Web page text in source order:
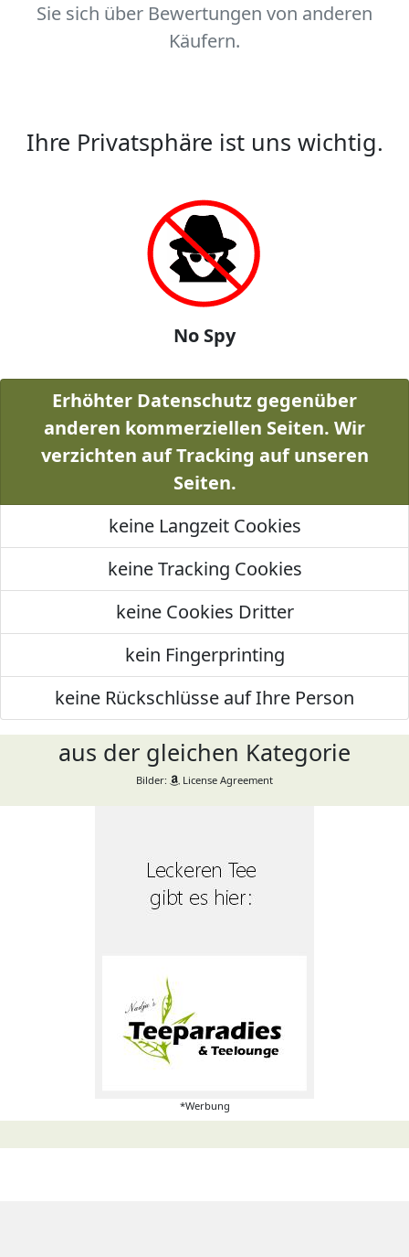
Sie sich über Bewertungen von anderen
Käufern.
Ihre Privatsphäre ist uns wichtig.
No Spy
Erhöhter Datenschutz gegenüber
anderen kommerziellen Seiten. Wir
verzichten auf Tracking auf unseren
Seiten.
keine Langzeit Cookies
keine Tracking Cookies
keine Cookies Dritter
kein Fingerprinting
keine Rückschlüsse auf Ihre Person
aus der gleichen Kategorie
Bilder: License Agreement
*Werbung